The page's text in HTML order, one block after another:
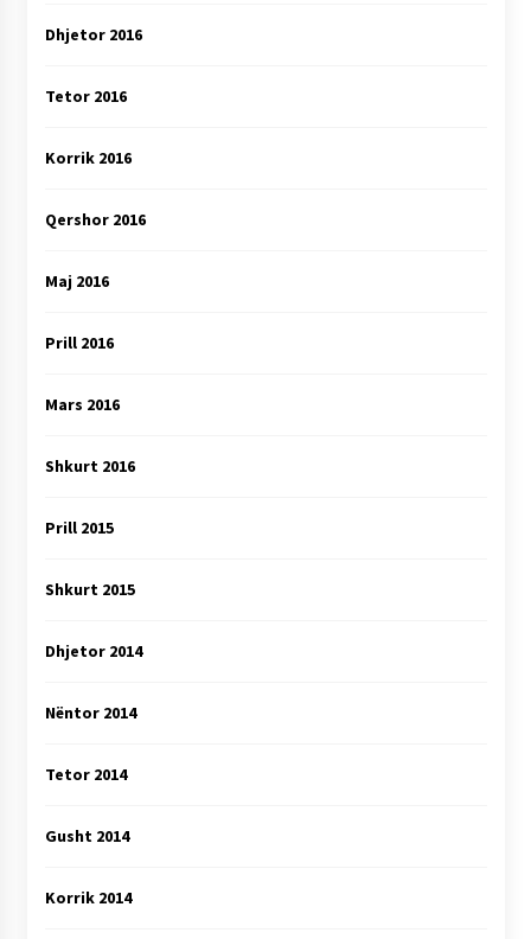
Dhjetor 2016
Tetor 2016
Korrik 2016
Qershor 2016
Maj 2016
Prill 2016
Mars 2016
Shkurt 2016
Prill 2015
Shkurt 2015
Dhjetor 2014
Nëntor 2014
Tetor 2014
Gusht 2014
Korrik 2014